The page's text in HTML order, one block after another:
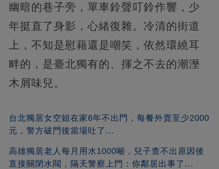
幽暗的巷子旁，單車鈴聲叮鈴作響，少
年挺直了身影，心緒復雜。冷清的街道
上，不知是慰藉還是嘲笑，依然環繞耳
畔的，是臺北獨有的、揮之不去的潮溼
木屑味兒。
台北獨居女空姐在家6年不出門，每餐外賣至少2000
元，警方破門後當場吐了...
高雄獨居老人每月用水1000噸，兒子查不出原因後
直接關閉水閥，隔天警察上門：你鄰居出事了...